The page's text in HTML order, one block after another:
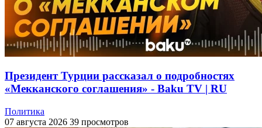
Президент Турции рассказал о подробностях
«Мекканского соглашения» - Baku TV | RU
Политика
07 августа 2026 39 просмотров